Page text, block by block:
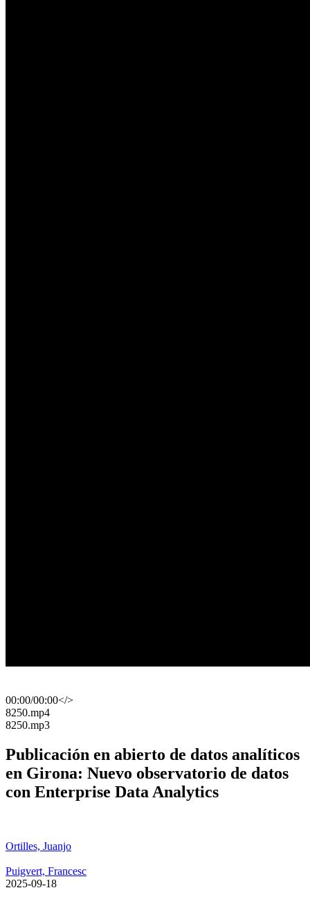
00:00/00:00</>
​8250.mp4
​8250.mp3
Publicación en abierto de datos analíticos
en Girona: Nuevo observatorio de datos
con Enterprise Data Analytics
Ortilles, Juanjo
Puigvert, Francesc
​ 2025-09-18